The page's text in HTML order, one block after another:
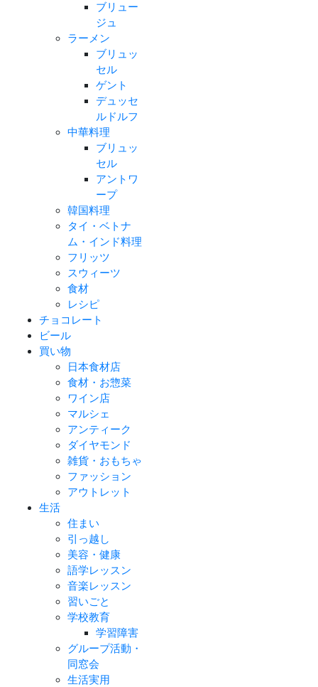
ブリュー
ジュ
ラーメン
ブリュッ
セル
ゲント
デュッセ
ルドルフ
中華料理
ブリュッ
セル
アントワ
ープ
韓国料理
タイ・ベトナ
ム・インド料理
フリッツ
スウィーツ
食材
レシピ
チョコレート
ビール
買い物
日本食材店
食材・お惣菜
ワイン店
マルシェ
アンティーク
ダイヤモンド
雑貨・おもちゃ
ファッション
アウトレット
生活
住まい
引っ越し
美容・健康
語学レッスン
音楽レッスン
習いごと
学校教育
学習障害
グループ活動・
同窓会
生活実用